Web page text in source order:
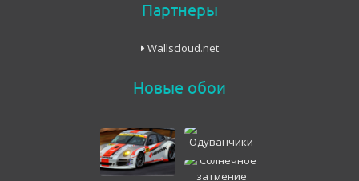
Партнеры
Wallscloud.net
Новые обои